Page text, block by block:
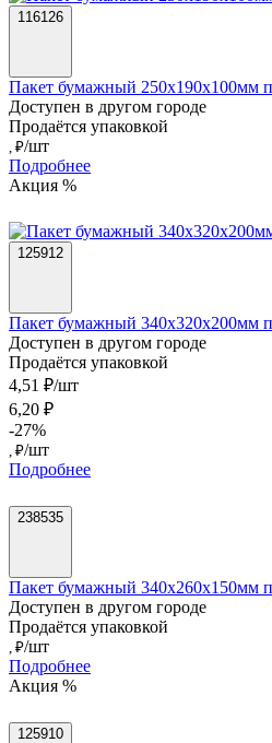
116126
Пакет бумажный 250х190х100мм
Доступен в другом городе
Продаётся упаковкой
, ₽/шт
Подробнее
Акция %
125912
Пакет бумажный 340х320х200мм
Доступен в другом городе
Продаётся упаковкой
4,51 ₽/шт
6,20 ₽
-27%
, ₽/шт
Подробнее
238535
Пакет бумажный 340х260х150мм
Доступен в другом городе
Продаётся упаковкой
, ₽/шт
Подробнее
Акция %
125910